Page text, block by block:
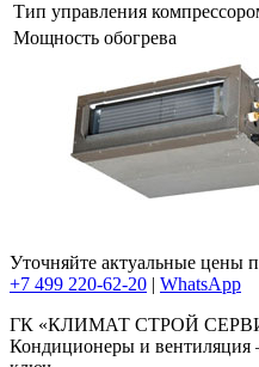
Тип управления
Мощность обогрева
Уточняйте актуальные цены
+7 499 220-62-20 | WhatsАpp
ГК «КЛИМАТ СТРОЙ
Кондиционеры и вентиляция